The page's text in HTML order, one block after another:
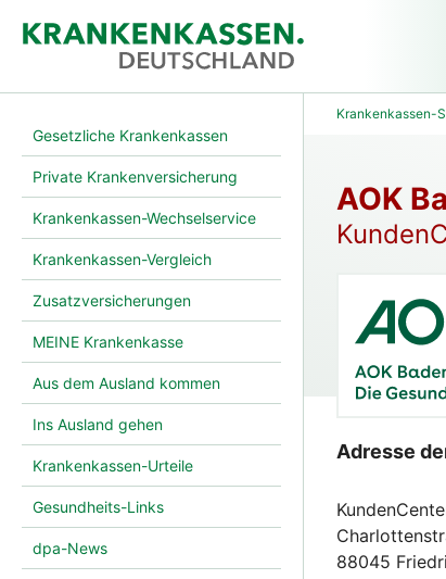
Gesetzliche Krankenkassen
Private Krankenversicherung
Krankenkassen-Wechselservice
Krankenkassen-Vergleich
Zusatzversicherungen
MEINE Krankenkasse
Aus dem Ausland kommen
Ins Ausland gehen
Krankenkassen-Urteile
Gesundheits-Links
dpa-News
Krankenkassen-
AOK
Adresse
88045